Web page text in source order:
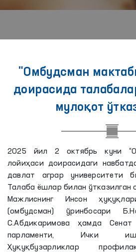
"Омбудсман
доирасида
мулоқот
2025 йил 2 октябрь куни
лойиҳаси доирасидаги
давлат аграр университети
Талаба ёшлар билан ўтказилган
Мажлиснинг Инсон
(омбудсман) ўринбосари
С.Абдикаримова ҳамда
парламенти, Ички
Ҳуқуқбузарликлар